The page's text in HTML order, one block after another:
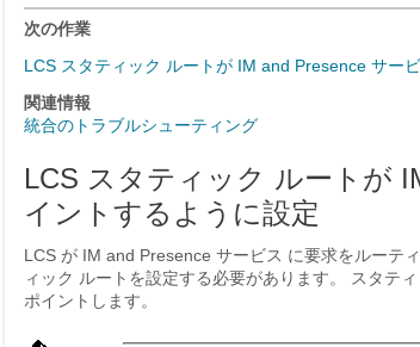
次の作業
LCS スタティック ルートが IM and Presence サー
関連情報
統合のトラブルシューティング
LCS スタティック ルートが
イントするように設定
LCS が IM and Presence サービス に要求をルーテ
ィック ルートを設定する必要があります。 スタティ
ポイントします。